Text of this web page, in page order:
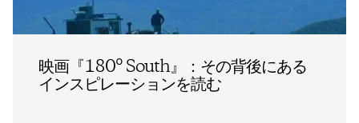
映画『180° South』：その背後にある
インスピレーションを読む